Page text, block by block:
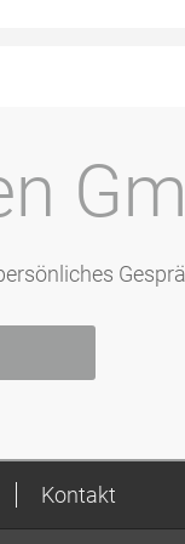
Kontakt